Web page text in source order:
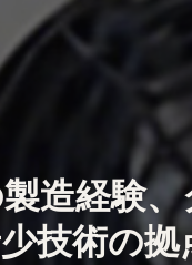
造経験
技術の拠